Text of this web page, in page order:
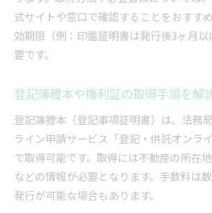
式サイトや窓口で確認することをおすす
効期限（例：印鑑証明書は発行後3ヶ月
要です。
登記簿謄本や権利証の取得手順を解
登記簿謄本（登記事項証明書）は、法務
ライン申請サービス「登記・供託オンラ
で取得可能です。取得には不動産の所在
などの情報が必要となります。手数料は
発行が可能な場合もあります。